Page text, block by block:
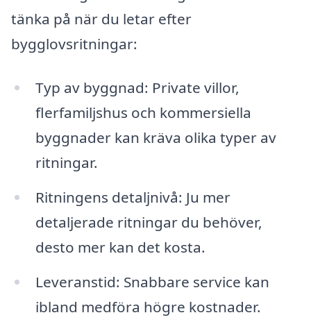
tänka på när du letar efter
bygglovsritningar:
Typ av byggnad: Private villor,
flerfamiljshus och kommersiella
byggnader kan kräva olika typer av
ritningar.
Ritningens detaljnivå: Ju mer
detaljerade ritningar du behöver,
desto mer kan det kosta.
Leveranstid: Snabbare service kan
ibland medföra högre kostnader.